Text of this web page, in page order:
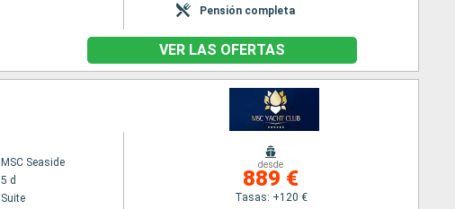
Pensión completa
VER LAS OFERTAS
MSC Seaside
5 d
Suite
desde
889 €
Tasas: +120 €